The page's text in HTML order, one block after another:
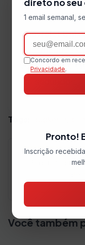
Se você quer
Chevrolet
classificados
versão, km e
Tags:
Procurando
Você também
1 email semanal,
Email
Concordo em
Privacidade.
Pronto!
Inscrição